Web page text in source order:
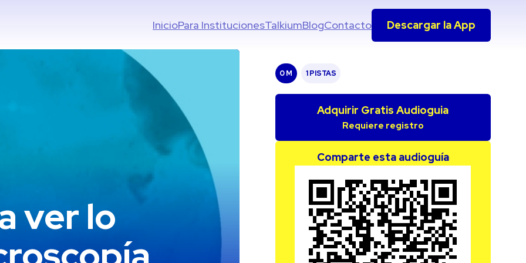
InicioPara InstitucionesTalkiumBlogContacto Descargar la App
ver lo
0 M 1 PISTAS
Adquirir Gratis Audioguia
Requiere registro
Comparte esta audioguía